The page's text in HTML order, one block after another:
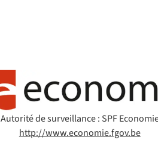
Autorité de surveillance : SPF
http://www.economie.fgov.be